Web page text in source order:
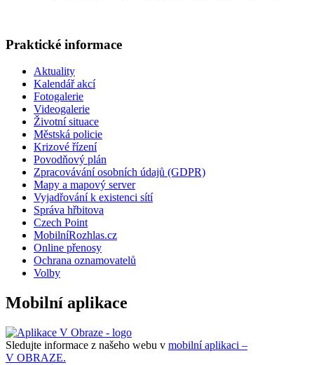
Praktické informace
Aktuality
Kalendář akcí
Fotogalerie
Videogalerie
Životní situace
Městská policie
Krizové řízení
Povodňový plán
Zpracovávání osobních údajů (GDPR)
Mapy a mapový server
Vyjadřování k existenci sítí
Správa hřbitova
Czech Point
MobilníRozhlas.cz
Online přenosy
Ochrana oznamovatelů
Volby
Mobilní aplikace
Sledujte informace z našeho webu v mobilní aplikaci –
V OBRAZE.